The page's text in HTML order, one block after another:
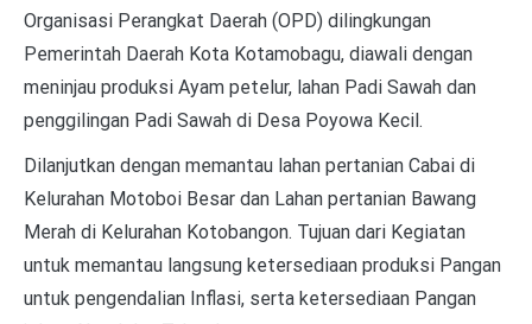
Organisasi Perangkat Daerah (OPD) dilingkungan
Pemerintah Daerah Kota Kotamobagu, diawali dengan
meninjau produksi Ayam petelur, lahan Padi Sawah dan
penggilingan Padi Sawah di Desa Poyowa Kecil.
Dilanjutkan dengan memantau lahan pertanian Cabai di
Kelurahan Motoboi Besar dan Lahan pertanian Bawang
Merah di Kelurahan Kotobangon. Tujuan dari Kegiatan
untuk memantau langsung ketersediaan produksi Pangan
untuk pengendalian Inflasi, serta ketersediaan Pangan